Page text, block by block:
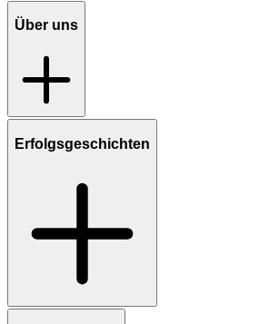
Über uns
Erfolgsgeschichten